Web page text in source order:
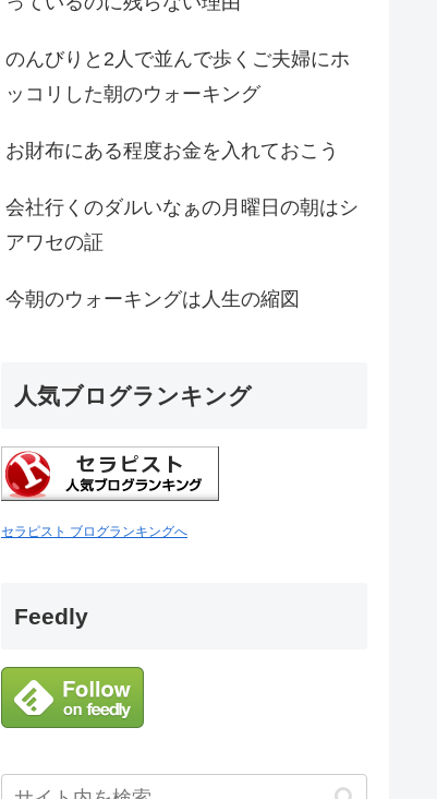
のんびりと2人で並んで歩くご夫婦にホ
ッコリした朝のウォーキング
お財布にある程度お金を入れておこう
会社行くのダルいなぁの月曜日の朝はシ
アワセの証
今朝のウォーキングは人生の縮図
人気ブログランキング
セラピスト ブログランキングへ
Feedly